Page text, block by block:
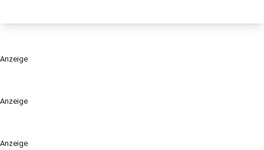
Anzeige
Anzeige
Anzeige